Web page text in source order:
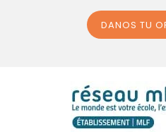
DANOS TU